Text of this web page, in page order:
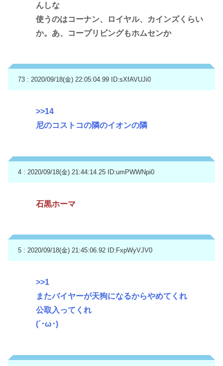
んしな
使うのはコーナン、ロイヤル、カインズくらい
か。あ、コープリビングもホムセンか
73 : 2020/09/18(金) 22:05:04.99 ID:sXfAVUJi0
>>14
尼のコストコの隣のイオンの隣
4 : 2020/09/18(金) 21:44:14.25 ID:umPWWNpi0
石黒ホーマ
5 : 2020/09/18(金) 21:45:06.92 ID:FxpWyVJV0
>>1
またバイヤーが天狗になるからやめてくれ
公取入ってくれ
(´･ω･)